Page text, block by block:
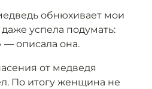
обнюхивает мои
успела подумать:
— описала она.
от медведя
По итогу женщина не